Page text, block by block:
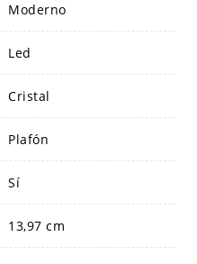
Moderno
Led
Cristal
Plafón
Sí
13,97 cm